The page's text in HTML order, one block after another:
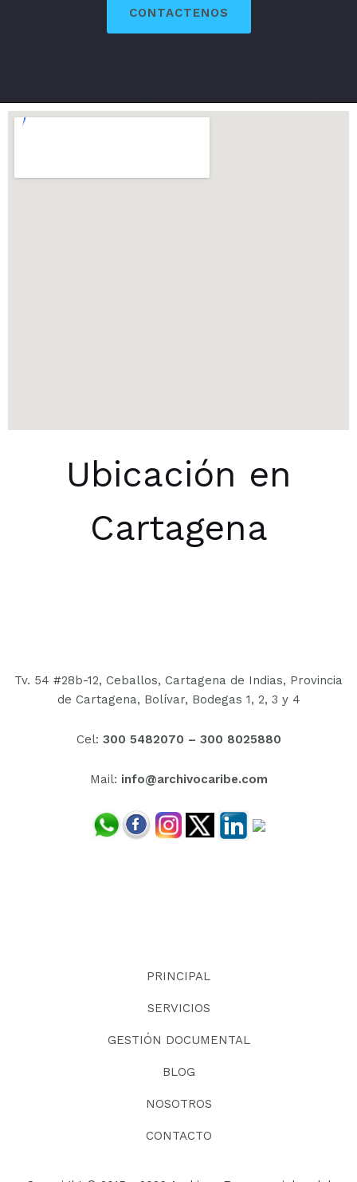
CONTACTENOS
Ubicación en
Cartagena
Tv. 54 #28b-12, Ceballos, Cartagena de Indias, Provincia
de Cartagena, Bolívar, Bodegas 1, 2, 3 y 4
Cel: 300 5482070 – 300 8025880
Mail: info@archivocaribe.com
PRINCIPAL
SERVICIOS
GESTIÓN DOCUMENTAL
BLOG
NOSOTROS
CONTACTO